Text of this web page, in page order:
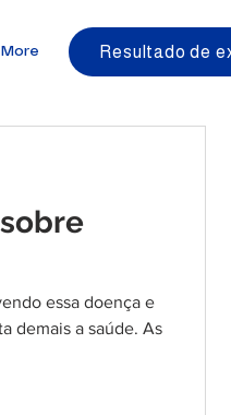
More Resultado de
essa doença e
demais a saúde. As